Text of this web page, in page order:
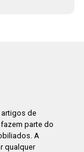
de
parte do
A
qualquer